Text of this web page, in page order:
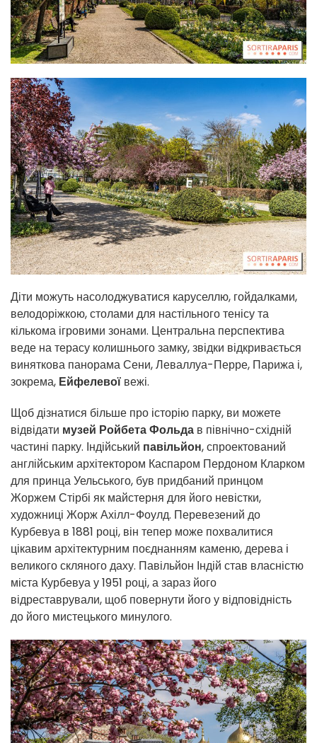
Діти можуть насолоджуватися каруселлю, гойдалками,
велодоріжкою, столами для настільного тенісу та
кількома ігровими зонами. Центральна перспектива
веде на терасу колишнього замку, звідки відкривається
виняткова панорама Сени, Леваллуа-Перре, Парижа і,
зокрема, Ейфелевої вежі.
Щоб дізнатися більше про історію парку, ви можете
відвідати музей Ройбета Фольда в північно-східній
частині парку. Індійський павільйон, спроектований
англійським архітектором Каспаром Пердоном Кларком
для принца Уельського, був придбаний принцом
Жоржем Стірбі як майстерня для його невістки,
художниці Жорж Ахілл-Фоулд. Перевезений до
Курбевуа в 1881 році, він тепер може похвалитися
цікавим архітектурним поєднанням каменю, дерева і
великого скляного даху. Павільйон Індій став власністю
міста Курбевуа у 1951 році, а зараз його
відреставрували, щоб повернути його у відповідність
до його мистецького минулого.